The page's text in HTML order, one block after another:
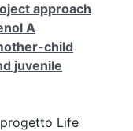
approach
A
child
juvenile
Life